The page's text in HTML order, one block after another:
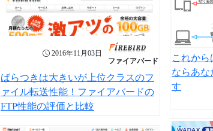
2016年11月03日
ファイアバード
ばらつきは大きいが上位クラスのフ
ァイル転送性能！ファイアバードの
FTP性能の評価と比較
これから
ならあな
す